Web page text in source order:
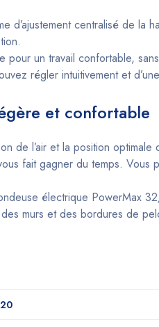
d’ajustement centralisé de la
un travail confortable,
régler intuitivement et
et confortable
de l’air et la position
fait gagner du temps.
électrique PowerMax
murs et des bordures de